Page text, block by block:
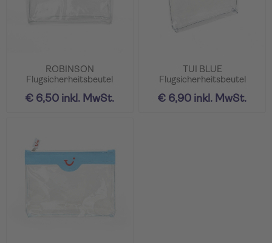
ROBINSON
Flugsicherheitsbeutel
€ 6,50 inkl. MwSt.
TUI BLUE
Flugsicherheitsbeutel
€ 6,90 inkl. MwSt.